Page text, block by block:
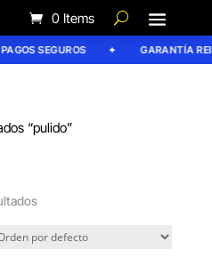
0 Items
SEGUROS GARANTÍA
“pulido”